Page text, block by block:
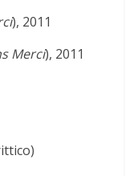
), 2011
Merci), 2011